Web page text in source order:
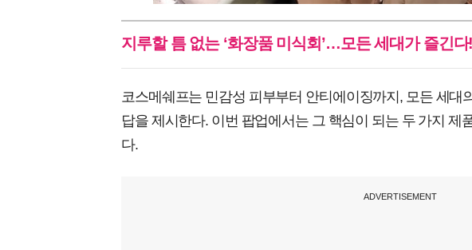
지루할 틈 없는 ‘화장품 미식회’…모든 세대가 즐긴다!
코스메쉐프는 민감성 피부부터 안티에이징까지, 모든 세대
답을 제시한다. 이번 팝업에서는 그 핵심이 되는 두 가지 제
다.
ADVERTISEMENT